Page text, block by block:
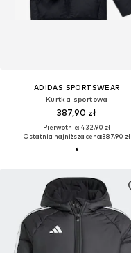
ADIDAS SPORTSWEAR
Kurtka sportowa
387,90 zł
Pierwotnie: 432,90 zł
Ostatnia najniższa cena:387,90 zł